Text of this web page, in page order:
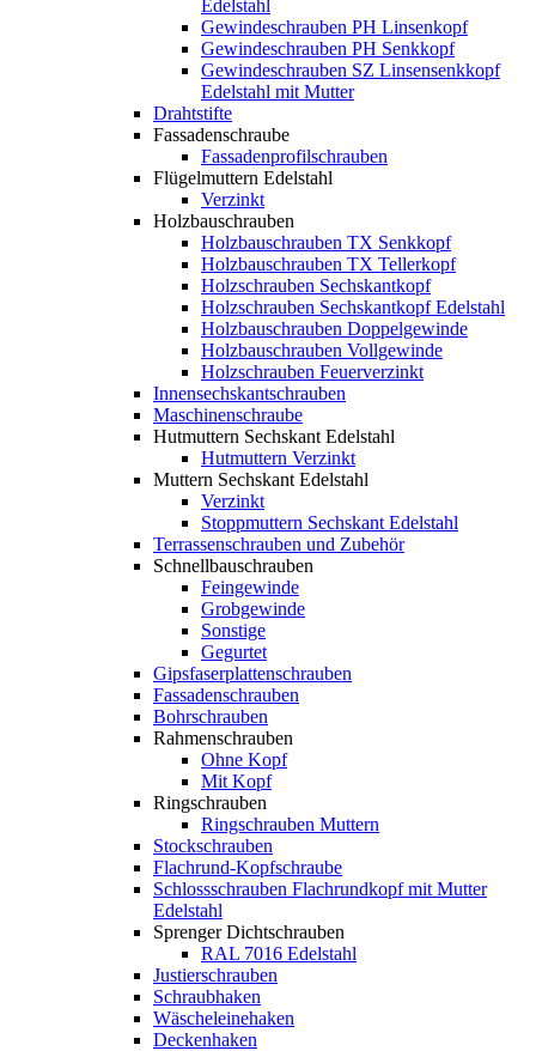
Edelstahl
Gewindeschrauben PH Linsenkopf
Gewindeschrauben PH Senkkopf
Gewindeschrauben SZ Linsensenkkopf
Edelstahl mit Mutter
Drahtstifte
Fassadenschraube
Fassadenprofilschrauben
Flügelmuttern Edelstahl
Verzinkt
Holzbauschrauben
Holzbauschrauben TX Senkkopf
Holzbauschrauben TX Tellerkopf
Holzschrauben Sechskantkopf
Holzschrauben Sechskantkopf Edelstahl
Holzbauschrauben Doppelgewinde
Holzbauschrauben Vollgewinde
Holzschrauben Feuerverzinkt
Innensechskantschrauben
Maschinenschraube
Hutmuttern Sechskant Edelstahl
Hutmuttern Verzinkt
Muttern Sechskant Edelstahl
Verzinkt
Stoppmuttern Sechskant Edelstahl
Terrassenschrauben und Zubehör
Schnellbauschrauben
Feingewinde
Grobgewinde
Sonstige
Gegurtet
Gipsfaserplattenschrauben
Fassadenschrauben
Bohrschrauben
Rahmenschrauben
Ohne Kopf
Mit Kopf
Ringschrauben
Ringschrauben Muttern
Stockschrauben
Flachrund-Kopfschraube
Schlossschrauben Flachrundkopf mit Mutter
Edelstahl
Sprenger Dichtschrauben
RAL 7016 Edelstahl
Justierschrauben
Schraubhaken
Wäscheleinehaken
Deckenhaken